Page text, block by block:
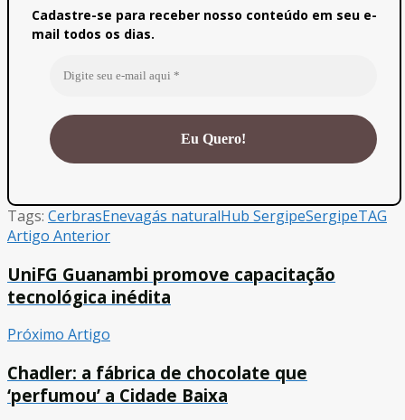
Cadastre-se para receber nosso conteúdo em seu e-
mail todos os dias.
Tags: CerbrasEnevagás naturalHub SergipeSergipeTAG
Artigo Anterior
UniFG Guanambi promove capacitação
tecnológica inédita
Próximo Artigo
Chadler: a fábrica de chocolate que
‘perfumou’ a Cidade Baixa